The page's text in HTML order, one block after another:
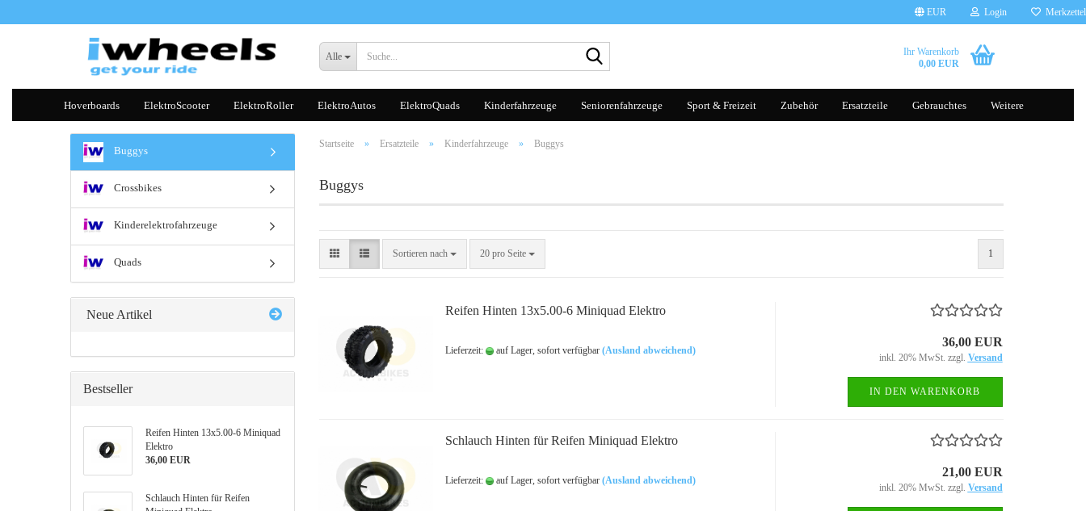
EUR Login Merkzettel
Alle
Ihr Warenkorb
0,00 EUR
Hoverboards ElektroScooter ElektroRoller ElektroAutos ElektroQuads Kinderfahrzeuge Seniorenfahrzeuge Sport & Freizeit Zubehör
Helme
Kleidung
Rucksäcke
Silikonhüllen
Ersatzteile
EV2000
Hawk, Hawk 2.0
Gebrauchtes Weitere
Startseite » Ersatzteile » Kinderfahrzeuge » Buggys
Buggys
Sortieren nach
Sortieren nach 20 pro Seite
pro Seite 1
Reifen Hinten 13x5.00-6 Miniquad Elektro
Lieferzeit: auf Lager, sofort verfügbar (Ausland abweichend)
36,00 EUR
inkl. 20% MwSt. zzgl. Versand
IN DEN WARENKORB
Schlauch Hinten für Reifen Miniquad Elektro
Lieferzeit: auf Lager, sofort verfügbar (Ausland abweichend)
21,00 EUR
inkl. 20% MwSt. zzgl. Versand
Buggys
Crossbikes
Kinderelektrofahrzeuge
Quads
Neue Artikel
Bestseller
Reifen Hinten 13x5.00-6 Miniquad
Elektro
36,00 EUR
Schlauch Hinten für Reifen